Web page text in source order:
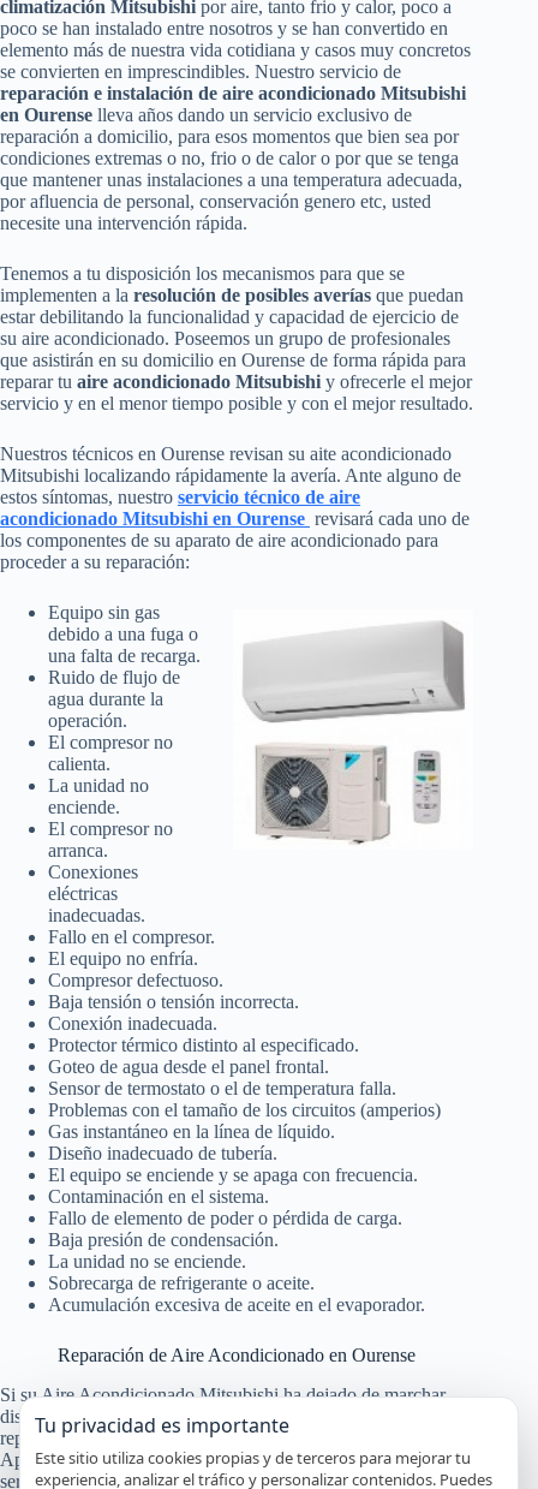
climatización Mitsubishi por aire, tanto frio y calor, poco a
poco se han instalado entre nosotros y se han convertido en
elemento más de nuestra vida cotidiana y casos muy concretos
se convierten en imprescindibles. Nuestro servicio de
reparación e instalación de aire acondicionado Mitsubishi
en Ourense lleva años dando un servicio exclusivo de
reparación a domicilio, para esos momentos que bien sea por
condiciones extremas o no, frio o de calor o por que se tenga
que mantener unas instalaciones a una temperatura adecuada,
por afluencia de personal, conservación genero etc, usted
necesite una intervención rápida.
Tenemos a tu disposición los mecanismos para que se
implementen a la resolución de posibles averías que puedan
estar debilitando la funcionalidad y capacidad de ejercicio de
su aire acondicionado. Poseemos un grupo de profesionales
que asistirán en su domicilio en Ourense de forma rápida para
reparar tu aire acondicionado Mitsubishi y ofrecerle el mejor
servicio y en el menor tiempo posible y con el mejor resultado.
Nuestros técnicos en Ourense revisan su aite acondicionado
Mitsubishi localizando rápidamente la avería. Ante alguno de
estos síntomas, nuestro servicio técnico de aire
acondicionado Mitsubishi en Ourense revisará cada uno de
los componentes de su aparato de aire acondicionado para
proceder a su reparación:
Equipo sin gas
debido a una fuga o
una falta de recarga.
Ruido de flujo de
agua durante la
operación.
El compresor no
calienta.
La unidad no
enciende.
El compresor no
arranca.
Conexiones
eléctricas
inadecuadas.
Fallo en el compresor.
El equipo no enfría.
Compresor defectuoso.
Baja tensión o tensión incorrecta.
Conexión inadecuada.
Protector térmico distinto al especificado.
Goteo de agua desde el panel frontal.
Sensor de termostato o el de temperatura falla.
Problemas con el tamaño de los circuitos (amperios)
Gas instantáneo en la línea de líquido.
Diseño inadecuado de tubería.
El equipo se enciende y se apaga con frecuencia.
Contaminación en el sistema.
Fallo de elemento de poder o pérdida de carga.
Baja presión de condensación.
La unidad no se enciende.
Sobrecarga de refrigerante o aceite.
Acumulación excesiva de aceite en el evaporador.
Reparación de Aire Acondicionado en Ourense
Si su Aire Acondicionado Mitsubishi ha dejado de marchar,
disponemos del mayor servicio de asistencia técnica para
reparación de Aire Acondicionado en Ourense a domicilio.
Aproveche los beneficios exclusivas que ofrece nuestro
servicio y que ninguna otra empresa ofrece.
Tu privacidad es importante
Este sitio utiliza cookies propias y de terceros para mejorar tu
experiencia, analizar el tráfico y personalizar contenidos. Puedes